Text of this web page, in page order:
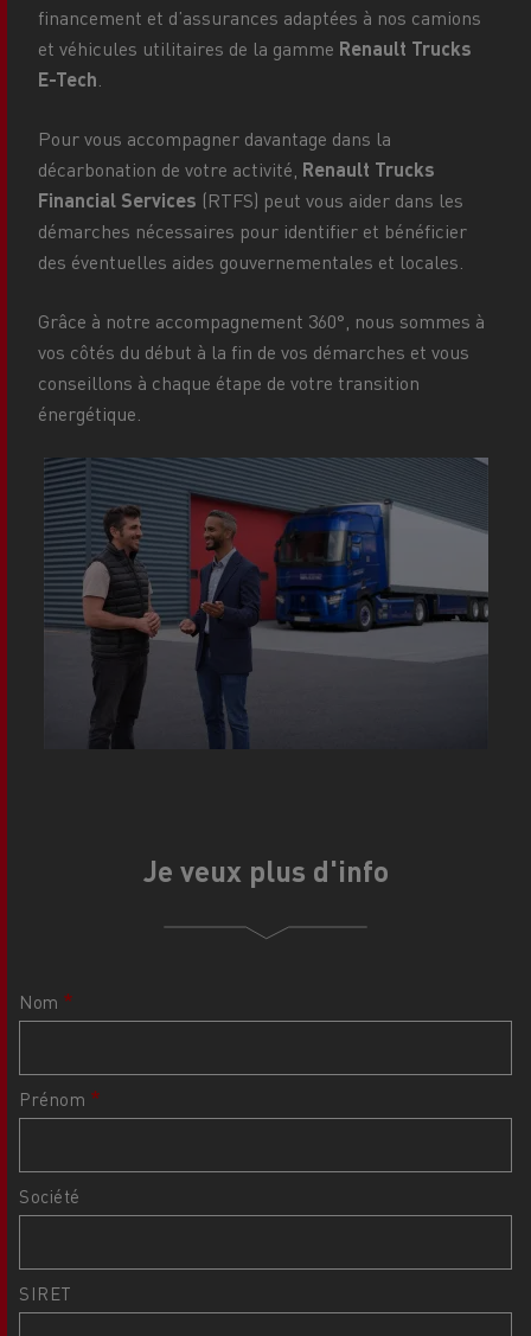
financement et d’assurances adaptées à nos camions
et véhicules utilitaires de la gamme Renault Trucks
E-Tech
Pour vous accompagner davantage dans la
décarbonation de votre activité, Renault Trucks
Financial Services (RTFS) peut vous aider dans les
démarches nécessaires pour identifier et bénéficier
des éventuelles aides gouvernementales et locales.
Grâce à notre accompagnement 360°, nous sommes à
vos côtés du début à la fin de vos démarches et vous
conseillons à chaque étape de votre transition
énergétique.
Je veux plus d'info
Nom
Prénom
Société
SIRET